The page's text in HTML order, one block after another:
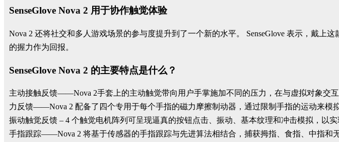
SenseGlove Nova 2 用于协作触觉体验
Nova 2 还将社交和多人游戏场景的参与度提升到了一个新的水平。 SenseGlove 表示，戴
的握力作为回报。
SenseGlove Nova 2 的主要特点是什么？
主动接触反馈——Nova 2手套上的主动触觉带向用户手掌施加不同的压力，在与虚拟对象交互
力反馈——Nova 2 配备了四个专用于每个手指的磁力摩擦制动器，通过限制手指的运动来模
振动触觉反馈 – 4 个触觉电机阵列可呈现逼真的按钮点击、振动、基本纹理和冲击模拟，以
手指跟踪——Nova 2 将基于传感器的手指跟踪与先进算法相结合，捕获拇指、食指、中指和